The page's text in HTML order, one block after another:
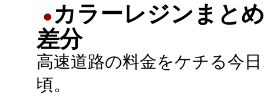
● カラーレジンまと
差分
高速道路の料金をケチる今
頃。